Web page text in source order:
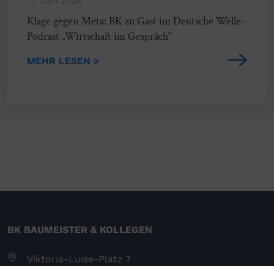
Klage gegen Meta: BK zu Gast im Deutsche Welle-
Podcast „Wirtschaft im Gespräch“
MEHR LESEN >
BK BAUMEISTER & KOLLEGEN
Viktoria-Luise-Platz 7